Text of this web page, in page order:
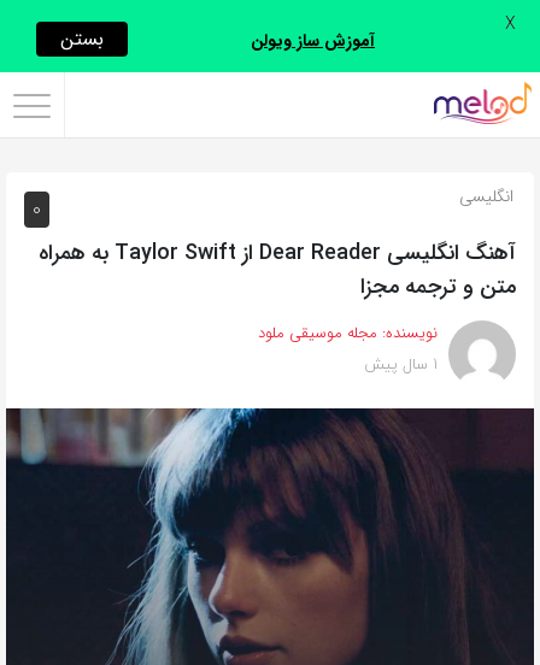
اشتراک
با
روش‌های
زیر
این
صفحه
را
0 انگلیسی
آهنگ انگلیسی Dear Reader از Taylor Swift به همراه
متن و ترجمه مجزا
نویسنده: مجله موسیقی ملود
1 سال پیش
آموزش ساز ویولن بستن X